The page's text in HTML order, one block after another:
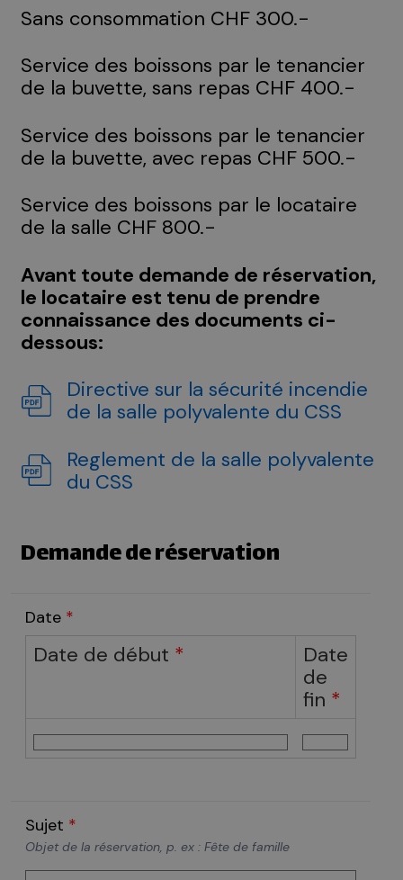
Sans consommation CHF 300.-
Service des boissons par le tenancier
de la buvette, sans repas CHF 400.-
Service des boissons par le tenancier
de la buvette, avec repas CHF 500.-
Service des boissons par le locataire
de la salle CHF 800.-
Avant toute demande de réservation,
le locataire est tenu de prendre
connaissance des documents ci-
dessous:
Directive sur la sécurité incendie
de la salle polyvalente du CSS
Reglement de la salle polyvalente
du CSS
Demande de réservation
Date *
Date de début *
Date
de
fin *
Sujet *
Objet de la réservation, p. ex : Fête de famille